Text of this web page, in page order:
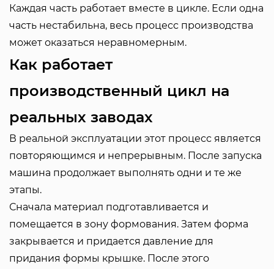
Каждая часть работает вместе в цикле. Если одна
часть нестабильна, весь процесс производства
может оказаться неравномерным.
Как работает
производственный цикл на
реальных заводах
В реальной эксплуатации этот процесс является
повторяющимся и непрерывным. После запуска
машина продолжает выполнять одни и те же
этапы.
Сначала материал подготавливается и
помещается в зону формования. Затем форма
закрывается и придается давление для
придания формы крышке. После этого